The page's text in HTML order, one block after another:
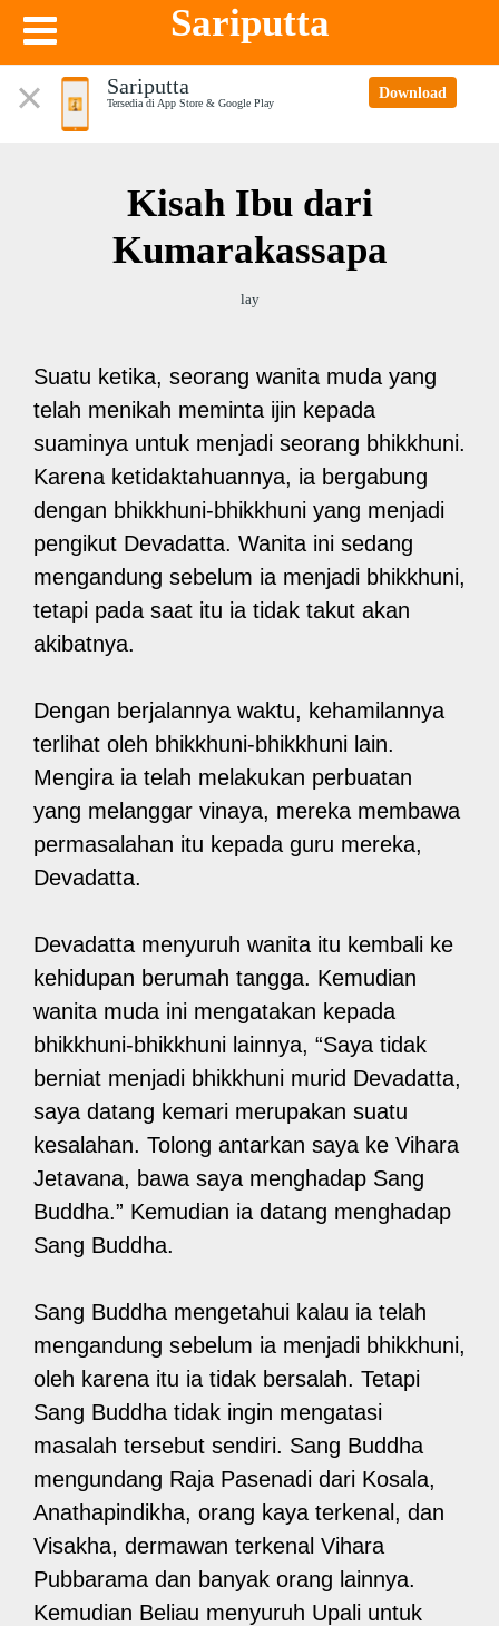
Sariputta
Sariputta
Tersedia di App Store & Google Play
Download
Kisah Ibu dari
Kumarakassapa
lay
Suatu ketika, seorang wanita muda yang
telah menikah meminta ijin kepada
suaminya untuk menjadi seorang bhikkhuni.
Karena ketidaktahuannya, ia bergabung
dengan bhikkhuni-bhikkhuni yang menjadi
pengikut Devadatta. Wanita ini sedang
mengandung sebelum ia menjadi bhikkhuni,
tetapi pada saat itu ia tidak takut akan
akibatnya.
Dengan berjalannya waktu, kehamilannya
terlihat oleh bhikkhuni-bhikkhuni lain.
Mengira ia telah melakukan perbuatan
yang melanggar vinaya, mereka membawa
permasalahan itu kepada guru mereka,
Devadatta.
Devadatta menyuruh wanita itu kembali ke
kehidupan berumah tangga. Kemudian
wanita muda ini mengatakan kepada
bhikkhuni-bhikkhuni lainnya, “Saya tidak
berniat menjadi bhikkhuni murid Devadatta,
saya datang kemari merupakan suatu
kesalahan. Tolong antarkan saya ke Vihara
Jetavana, bawa saya menghadap Sang
Buddha.” Kemudian ia datang menghadap
Sang Buddha.
Sang Buddha mengetahui kalau ia telah
mengandung sebelum ia menjadi bhikkhuni,
oleh karena itu ia tidak bersalah. Tetapi
Sang Buddha tidak ingin mengatasi
masalah tersebut sendiri. Sang Buddha
mengundang Raja Pasenadi dari Kosala,
Anathapindikha, orang kaya terkenal, dan
Visakha, dermawan terkenal Vihara
Pubbarama dan banyak orang lainnya.
Kemudian Beliau menyuruh Upali untuk